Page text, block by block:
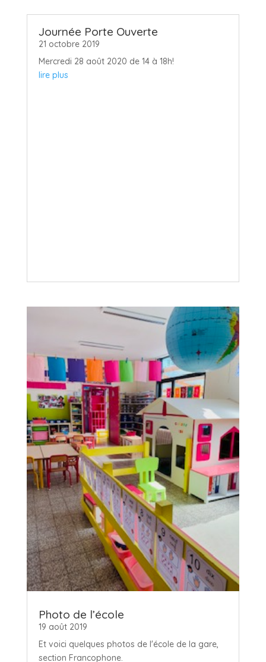
Journée Porte Ouverte
21 octobre 2019
Mercredi 28 août 2020 de 14 à 18h!
lire plus
Photo de l’école
19 août 2019
Et voici quelques photos de l'école de la gare,
section Francophone.